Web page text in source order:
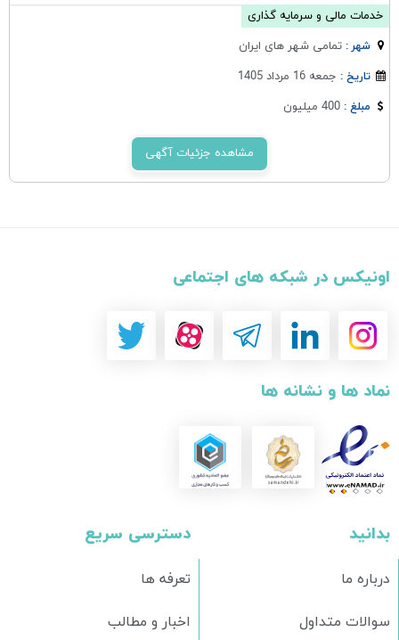
خدمات مالی و سرمایه گذاری
شهر :تمامی شهر های ایران
تاریخ : جمعه 16 مرداد 1405
مبلغ :400 میلیون
مشاهده جزئیات آگهی
اونیکس در شبکه های اجتماعی
نماد ها و نشانه ها
دسترسی سریع
تعرفه ها
اخبار و مطالب
بدانید
درباره ما
سوالات متداول